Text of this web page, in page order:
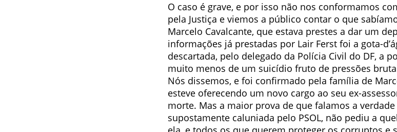
O caso é grave, e por isso não nos conformamos
pela Justiça e viemos a público contar o que
Marcelo Cavalcante, que estava prestes a dar um
informações já prestadas por Lair Ferst foi a gota-
descartada, pelo delegado da Polícia Civil do DF, a
muito menos de um suicídio fruto de pressões
Nós dissemos, e foi confirmado pela família de
esteve oferecendo um novo cargo ao seu ex-
morte. Mas a maior prova de que falamos a
supostamente caluniada pelo PSOL, não pediu a